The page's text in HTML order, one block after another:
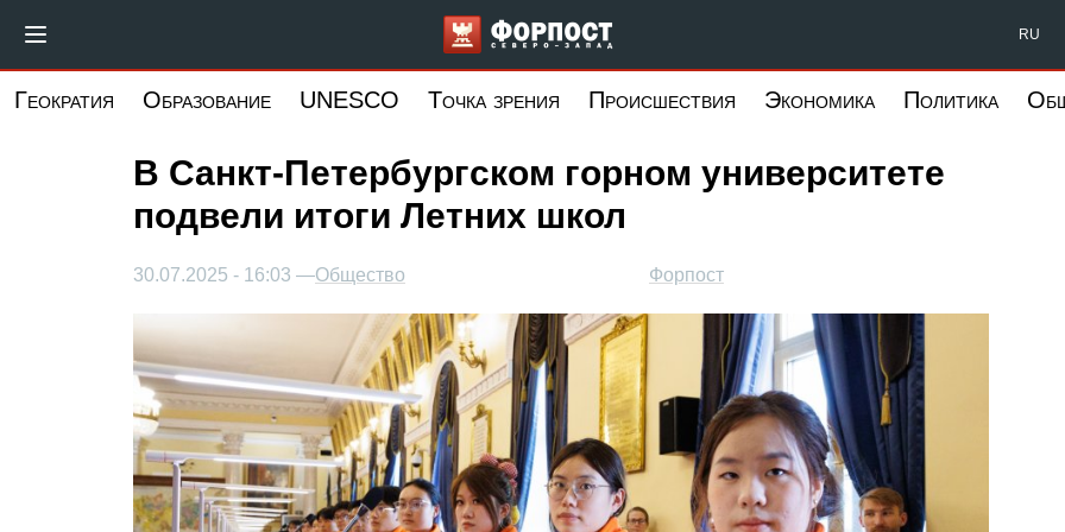
основному
Форпост Северо-Запад RU
Геократия Образование UNESCO Точка зрения Происшествия Экономика Политика
В Санкт-Петербургском горном университете
подвели итоги Летних школ
Форпост
30.07.2025 - 16:03 —Общество